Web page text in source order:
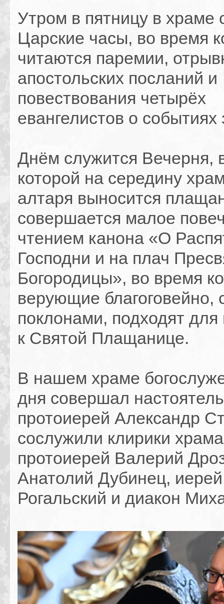
Утром в пятницу в храме
Царские часы, во время
читаются паремии,
апостольских посланий и
повествования четырёх
евангелистов о событиях
Днём служится Вечерня,
которой на середину
алтаря выносится
совершается малое
чтением канона «О
Господни и на плач
Богородицы», во время
верующие благоговейно,
поклонами, подходят
к Святой Плащанице.
В нашем храме
дня совершал
протоиерей Александр
сослужили клирики храма
протоиерей Валерий
Анатолий Дубинец,
Рогальский и диакон